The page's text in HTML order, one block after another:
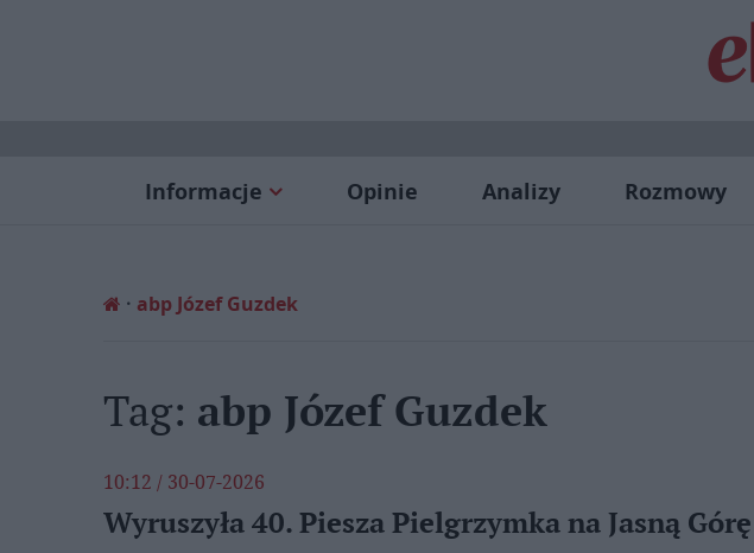
Informacje Opinie Analizy Rozmowy
abp Józef Guzdek
Tag: abp Józef Guzdek
10:12 / 30-07-2026
Wyruszyła 40. Piesza Pielgrzymka na Jasną Górę